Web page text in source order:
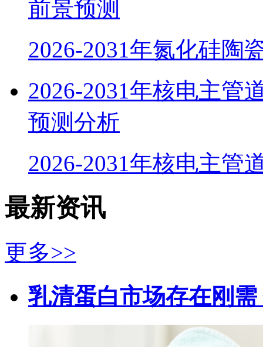
前景预测
2026-2031年氮化硅陶
2026-2031年核电主管
预测分析
2026-2031年核电主管
最新资讯
更多>>
乳清蛋白市场存在刚